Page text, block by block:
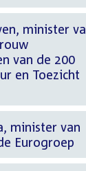
minister
van de 200
en Toezicht
minister van
Eurogroep